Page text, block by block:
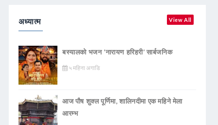
अध्यात्म View All
बस्यालको भजन ‘नारायण हरिहरी’ सार्बजनिक
५ महिना अगाडि
आज पौष शुक्ल पूर्णिमा, शालिनदीमा एक महिने मेला
आरम्भ